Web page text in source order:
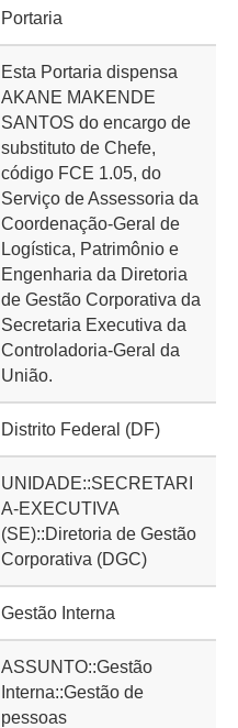
Portaria
Esta Portaria dispensa
AKANE MAKENDE
SANTOS do encargo de
substituto de Chefe,
código FCE 1.05, do
Serviço de Assessoria da
Coordenação-Geral de
Logística, Patrimônio e
Engenharia da Diretoria
de Gestão Corporativa da
Secretaria Executiva da
Controladoria-Geral da
União.
Distrito Federal (DF)
UNIDADE::SECRETARI
A-EXECUTIVA
(SE)::Diretoria de Gestão
Corporativa (DGC)
Gestão Interna
ASSUNTO::Gestão
Interna::Gestão de
pessoas